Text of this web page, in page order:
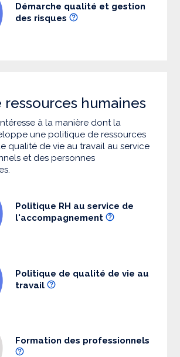
Démarche qualité et gestion
des risques
ressources humaines
à la manière dont la
une politique de ressources
qualité de vie au travail au service
et des personnes
Politique RH au service de
l'accompagnement
Politique de qualité de vie au
travail
Formation des professionnels